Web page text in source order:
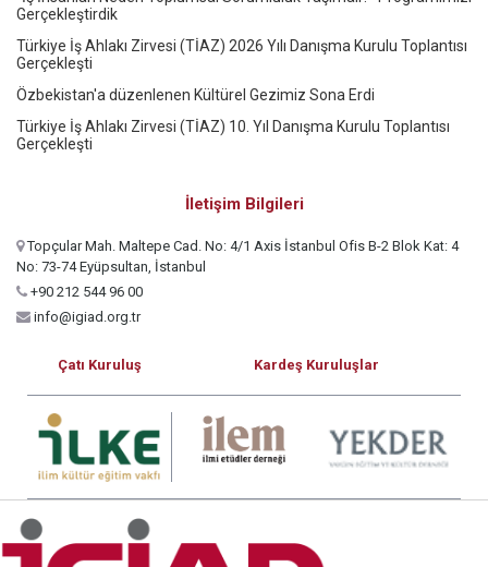
Gerçekleştirdik
Türkiye İş Ahlakı Zirvesi (TİAZ) 2026 Yılı Danışma Kurulu Toplantısı
Gerçekleşti
Özbekistan'a düzenlenen Kültürel Gezimiz Sona Erdi
Türkiye İş Ahlakı Zirvesi (TİAZ) 10. Yıl Danışma Kurulu Toplantısı
Gerçekleşti
İletişim Bilgileri
Topçular Mah. Maltepe Cad. No: 4/1 Axis İstanbul Ofis B-2 Blok Kat: 4
No: 73-74 Eyüpsultan, İstanbul
+90 212 544 96 00
info@igiad.org.tr
Çatı Kuruluş Kardeş Kuruluşlar